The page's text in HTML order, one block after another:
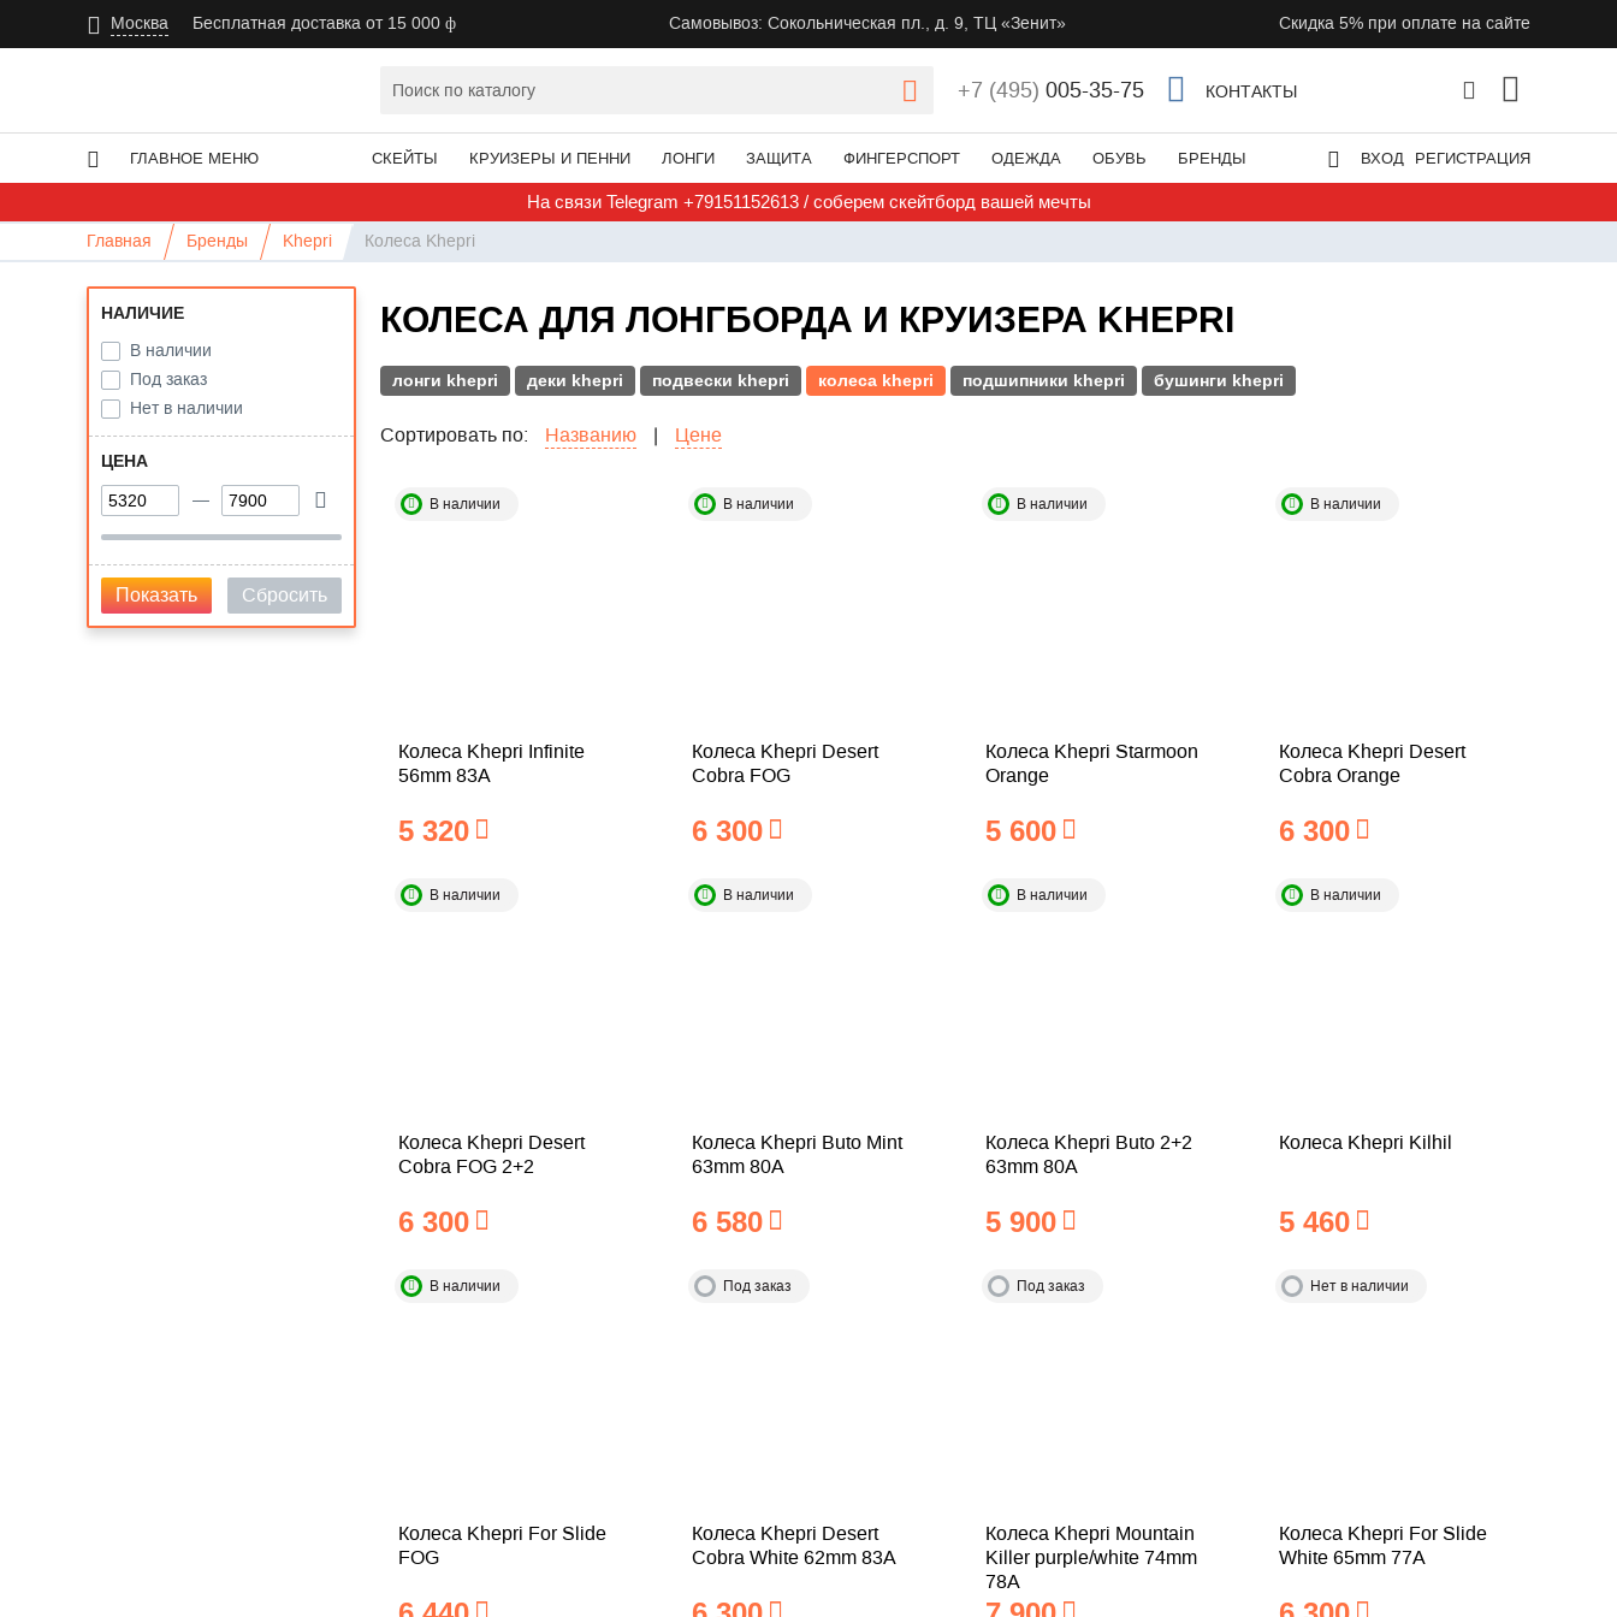
Москва Бесплатная доставка от 15 000 Самовывоз: Сокольническая пл., д. 9, ТЦ «Зенит» Скидка 5% при оплате на сайте
+7 (495) 005-35-75 КОНТАКТЫ
ГЛАВНОЕ МЕНЮ СКЕЙТЫ КРУИЗЕРЫ И ПЕННИ ЛОНГИ ЗАЩИТА ФИНГЕРСПОРТ ОДЕЖДА ОБУВЬ БРЕНДЫ ВХОД РЕГИСТРАЦИЯ
На связи Telegram +79151152613 / соберем скейтборд вашей мечты
Главная Бренды Khepri Колеса Khepri
НАЛИЧИЕ
В наличии
Под заказ
Нет в наличии
ЦЕНА
Показать Сбросить
КОЛЕСА ДЛЯ ЛОНГБОРДА И КРУИЗЕРА KHEPRI
лонги khepri деки khepri подвески khepri колеса khepri подшипники khepri бушинги khepri
Сортировать по: Названию | Цене
В наличии
Колеса Khepri Infinite
56mm 83A
5 320
В наличии
Колеса Khepri Desert
Cobra FOG
6 300
В наличии
Колеса Khepri Starmoon
Orange
5 600
В наличии
Колеса Khepri Desert
Cobra Orange
6 300
В наличии
Колеса Khepri Desert
Cobra FOG 2+2
6 300
В наличии
Колеса Khepri Buto Mint
63mm 80A
6 580
В наличии
Колеса Khepri Buto 2+2
63mm 80A
5 900
В наличии
Колеса Khepri Kilhil
5 460
В наличии
Колеса Khepri For Slide
FOG
Под заказ
Колеса Khepri Desert
Cobra White 62mm 83A
Под заказ
Колеса Khepri Mountain
Killer purple/white 74mm
78A
Нет в наличии
Колеса Khepri For Slide
White 65mm 77A